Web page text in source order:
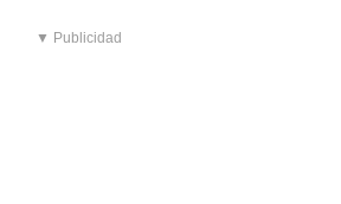
▼ Publicidad